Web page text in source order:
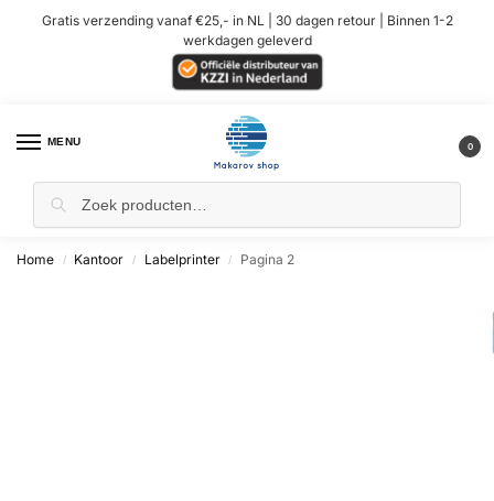
Gratis verzending vanaf €25,- in NL | 30 dagen retour | Binnen 1-2
werkdagen geleverd
MENU 0
Home / Kantoor / Labelprinter / Pagina 2